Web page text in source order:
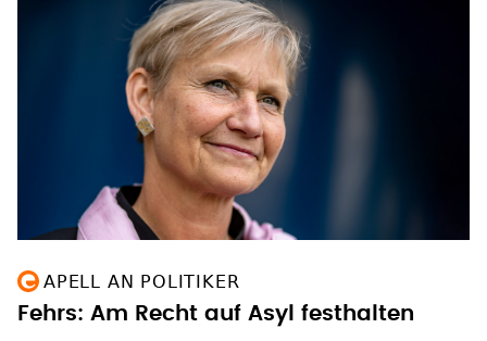
APELL AN POLITIKER
Fehrs: Am Recht auf Asyl festhalten